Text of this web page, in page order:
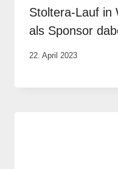
Stoltera-Lauf in
als Sponsor
Von
Portwich
22. April 2023